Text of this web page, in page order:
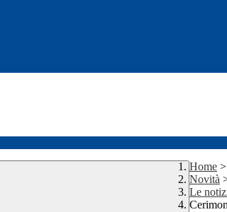
Home >
Novità
Le